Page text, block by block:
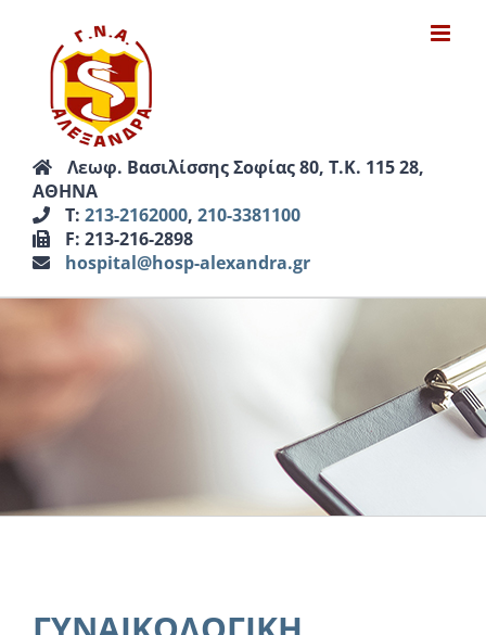
περιεχόμενο
Λεωφ. Βασιλίσσης Σοφίας 80, Τ.Κ. 115 28,
ΑΘΗΝΑ
Τ: 213-2162000, 210-3381100
F: 213-216-2898
hospital@hosp-alexandra.gr